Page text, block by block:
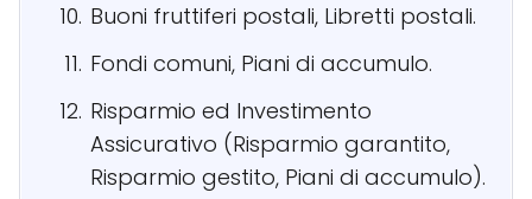
Buoni fruttiferi postali, Libretti postali.
Fondi comuni, Piani di accumulo.
Risparmio ed Investimento
Assicurativo (Risparmio garantito,
Risparmio gestito, Piani di accumulo).